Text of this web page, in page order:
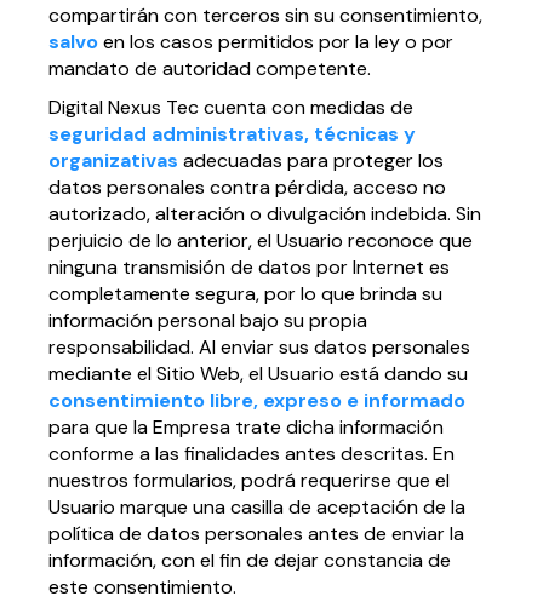
compartirán con terceros sin su consentimiento,
salvoen los casos permitidos por la ley o por
mandato de autoridad competente.
Digital Nexus Tec cuenta con medidas de
seguridad administrativas, técnicas y
organizativas adecuadas para proteger los
datos personales contra pérdida, acceso no
autorizado, alteración o divulgación indebida. Sin
perjuicio de lo anterior, el Usuario reconoce que
ninguna transmisión de datos por Internet es
completamente segura, por lo que brinda su
información personal bajo su propia
responsabilidad. Al enviar sus datos personales
mediante el Sitio Web, el Usuario está dando su
consentimiento libre, expreso e informado
para que la Empresa trate dicha información
conforme a las finalidades antes descritas. En
nuestros formularios, podrá requerirse que el
Usuario marque una casilla de aceptación de la
política de datos personales antes de enviar la
información, con el fin de dejar constancia de
este consentimiento.